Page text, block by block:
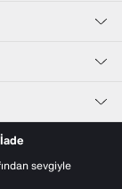
sevgiyle